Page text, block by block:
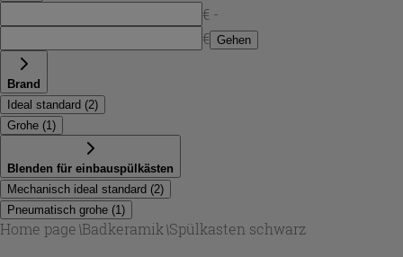
€ -
€ Gehen
Brand
Ideal standard (2)
Grohe (1)
Blenden für einbauspülkästen
Mechanisch ideal standard (2)
Pneumatisch grohe (1)
Home page\Badkeramik\Spülkasten schwarz